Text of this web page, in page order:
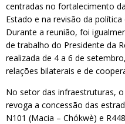
centradas no fortalecimento
Estado e na revisão da
Durante a reunião, foi
de trabalho do Presidente da
realizada de 4 a 6 de
relações bilaterais e de
No setor das infraestruturas,
revoga a concessão das
N101 (Macia – Chókwè) e